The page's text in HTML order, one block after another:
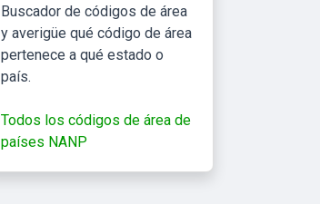
Buscador de códigos de área
y averigüe qué código de área
pertenece a qué estado o
país.
Todos los códigos de área de
países NANP